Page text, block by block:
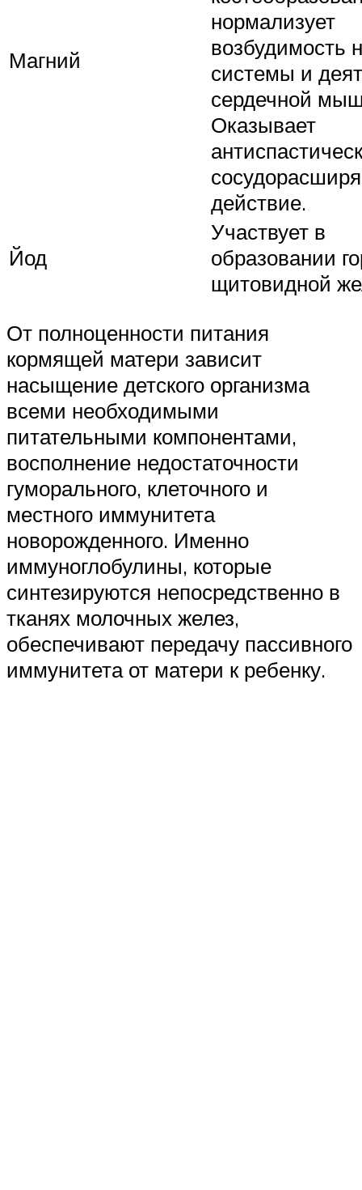
Магний
нормализует
возбудимость
системы и
сердечной
Оказывает
действие.
Йод
Участвует в
образовании
щитовидной
От полноценности питания
кормящей матери зависит
насыщение детского организма
всеми необходимыми
питательными компонентами,
восполнение недостаточности
гуморального, клеточного и
местного иммунитета
новорожденного. Именно
иммуноглобулины, которые
синтезируются непосредственно в
тканях молочных желез,
обеспечивают передачу пассивного
иммунитета от матери к ребенку.